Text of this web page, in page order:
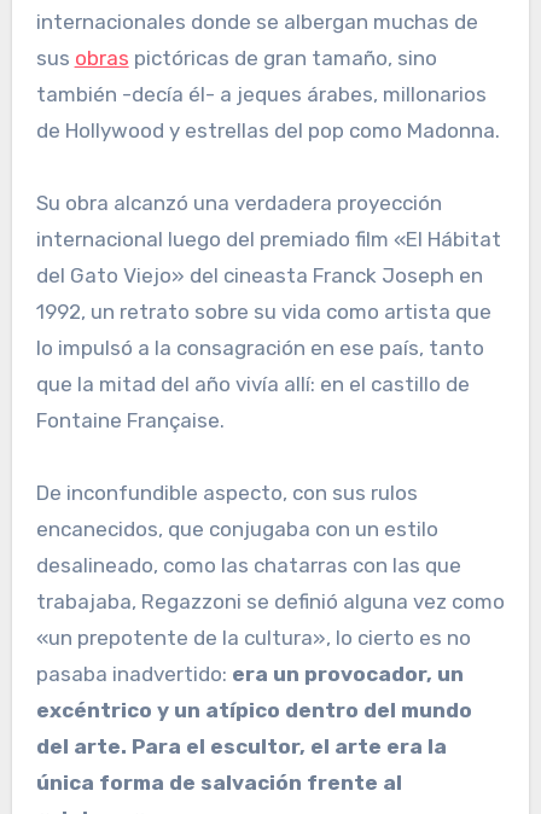
internacionales donde se albergan muchas de
sus obras pictóricas de gran tamaño, sino
también -decía él- a jeques árabes, millonarios
de Hollywood y estrellas del pop como Madonna.
Su obra alcanzó una verdadera proyección
internacional luego del premiado film «El Hábitat
del Gato Viejo» del cineasta Franck Joseph en
1992, un retrato sobre su vida como artista que
lo impulsó a la consagración en ese país, tanto
que la mitad del año vivía allí: en el castillo de
Fontaine Française.
De inconfundible aspecto, con sus rulos
encanecidos, que conjugaba con un estilo
desalineado, como las chatarras con las que
trabajaba, Regazzoni se definió alguna vez como
«un prepotente de la cultura», lo cierto es no
pasaba inadvertido: era un provocador, un
excéntrico y un atípico dentro del mundo
del arte. Para el escultor, el arte era la
única forma de salvación frente al